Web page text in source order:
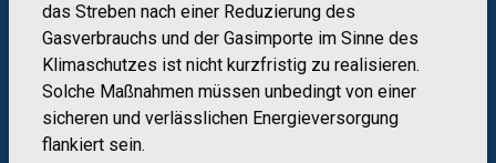
das Streben nach einer Reduzierung des
Gasverbrauchs und der Gasimporte im Sinne des
Klimaschutzes ist nicht kurzfristig zu realisieren.
Solche Maßnahmen müssen unbedingt von einer
sicheren und verlässlichen Energieversorgung
flankiert sein.